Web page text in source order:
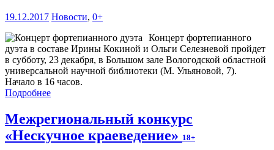
19.12.2017 Новости, 0+
Концерт фортепианного
дуэта в составе Ирины Кокиной и Ольги Селезневой пройдет
в субботу, 23 декабря, в Большом зале Вологодской областной
универсальной научной библиотеки (М. Ульяновой, 7).
Начало в 16 часов.
Подробнее
Межрегиональный конкурс
«Нескучное краеведение» 18+